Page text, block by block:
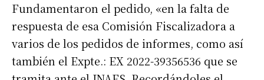
Fundamentaron el pedido, «en la falta de
respuesta de esa Comisión Fiscalizadora a
varios de los pedidos de informes, como así
también el Expte.: EX 2022-39356536 que se